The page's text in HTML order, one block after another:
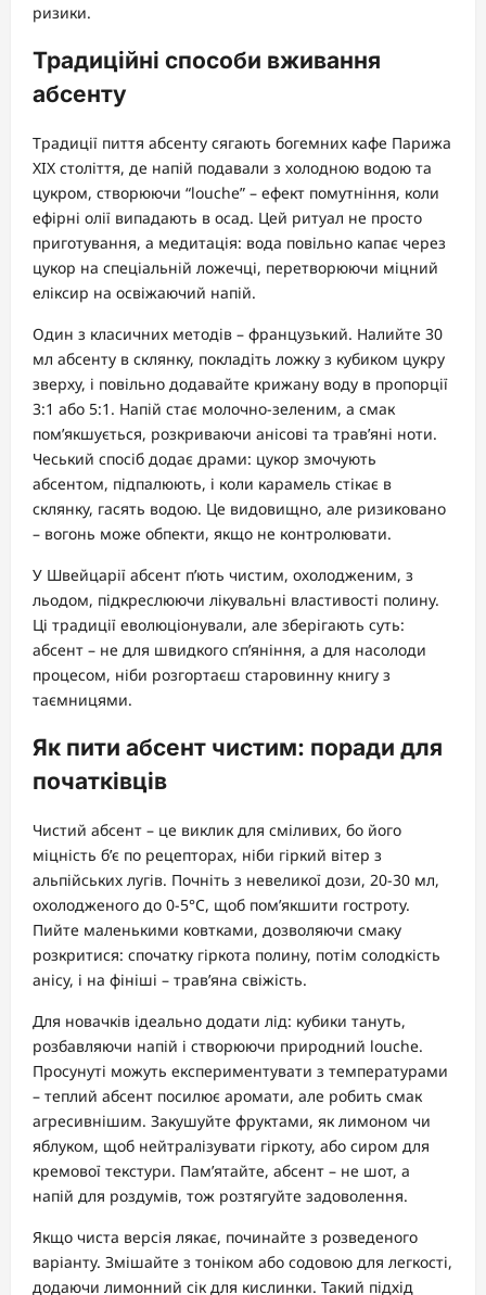
ризики.
Традиційні способи вживання
абсенту
Традиції пиття абсенту сягають богемних кафе Парижа
XIX століття, де напій подавали з холодною водою та
цукром, створюючи “louсhe” – ефект помутніння, коли
ефірні олії випадають в осад. Цей ритуал не просто
приготування, а медитація: вода повільно капає через
цукор на спеціальній ложечці, перетворюючи міцний
еліксир на освіжаючий напій.
Один з класичних методів – французький. Налийте 30
мл абсенту в склянку, покладіть ложку з кубиком цукру
зверху, і повільно додавайте крижану воду в пропорції
3:1 або 5:1. Напій стає молочно-зеленим, а смак
пом’якшується, розкриваючи анісові та трав’яні ноти.
Чеський спосіб додає драми: цукор змочують
абсентом, підпалюють, і коли карамель стікає в
склянку, гасять водою. Це видовищно, але ризиковано
– вогонь може обпекти, якщо не контролювати.
У Швейцарії абсент п’ють чистим, охолодженим, з
льодом, підкреслюючи лікувальні властивості полину.
Ці традиції еволюціонували, але зберігають суть:
абсент – не для швидкого сп’яніння, а для насолоди
процесом, ніби розгортаєш старовинну книгу з
таємницями.
Як пити абсент чистим: поради для
початківців
Чистий абсент – це виклик для сміливих, бо його
міцність б’є по рецепторах, ніби гіркий вітер з
альпійських лугів. Почніть з невеликої дози, 20-30 мл,
охолодженого до 0-5°C, щоб пом’якшити гостроту.
Пийте маленькими ковтками, дозволяючи смаку
розкритися: спочатку гіркота полину, потім солодкість
анісу, і на фініші – трав’яна свіжість.
Для новачків ідеально додати лід: кубики тануть,
розбавляючи напій і створюючи природний louche.
Просунуті можуть експериментувати з температурами
– теплий абсент посилює аромати, але робить смак
агресивнішим. Закушуйте фруктами, як лимоном чи
яблуком, щоб нейтралізувати гіркоту, або сиром для
кремової текстури. Пам’ятайте, абсент – не шот, а
напій для роздумів, тож розтягуйте задоволення.
Якщо чиста версія лякає, починайте з розведеного
варіанту. Змішайте з тоніком або содовою для легкості,
додаючи лимонний сік для кислинки. Такий підхід